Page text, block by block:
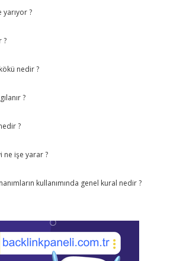
yarıyor ?
?
nedir ?
?
?
ne işe yarar ?
kullanımında genel kural nedir ?